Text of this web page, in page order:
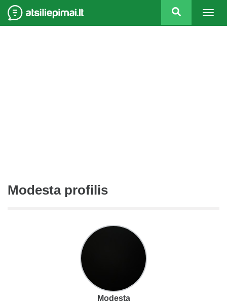
Modesta profilis
Modesta